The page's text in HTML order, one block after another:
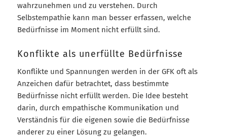
wahrzunehmen und zu verstehen. Durch
Selbstempathie kann man besser erfassen, welche
Bedürfnisse im Moment nicht erfüllt sind.
Konflikte als unerfüllte Bedürfnisse
Konflikte und Spannungen werden in der GFK oft als
Anzeichen dafür betrachtet, dass bestimmte
Bedürfnisse nicht erfüllt werden. Die Idee besteht
darin, durch empathische Kommunikation und
Verständnis für die eigenen sowie die Bedürfnisse
anderer zu einer Lösung zu gelangen.